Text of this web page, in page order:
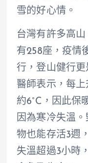
雪的好心情。
台灣有許多高
有258座，疫情
行，登山健行更
醫師表示，每
約6°C，因此保
因為寒冷失溫
物也能存活3週
失溫超過3小時